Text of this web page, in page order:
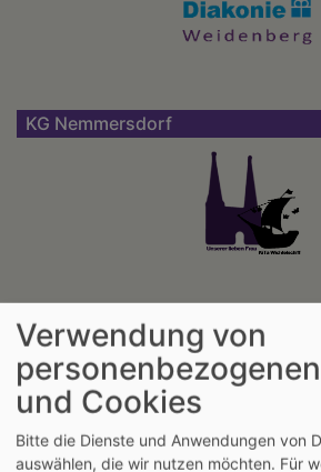
KG Nemmersdorf
KG Warmensteinach
Verwendung von
und Cookies
Bitte die Dienste und Anwendungen von
auswählen, die wir nutzen möchten. Für